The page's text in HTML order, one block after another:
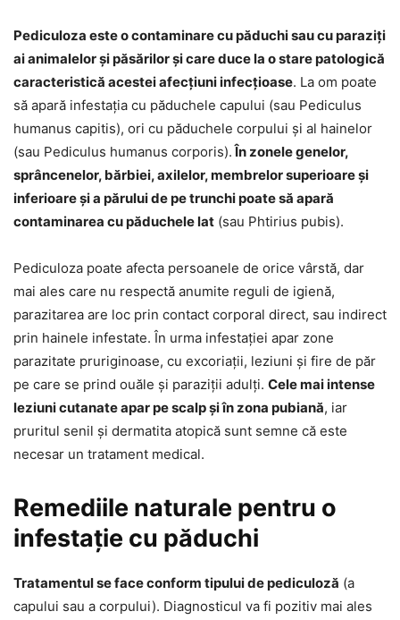
Pediculoza este o contaminare cu păduchi sau cu paraziți
ai animalelor și păsărilor și care duce la o stare patologică
caracteristică acestei afecțiuni infecțioase. La om poate
să apară infestația cu păduchele capului (sau Pediculus
humanus capitis), ori cu păduchele corpului și al hainelor
(sau Pediculus humanus corporis).În zonele genelor,
sprâncenelor, bărbiei, axilelor, membrelor superioare și
inferioare și a părului de pe trunchi poate să apară
contaminarea cu păduchele lat (sau Phtirius pubis).
Pediculoza poate afecta persoanele de orice vârstă, dar
mai ales care nu respectă anumite reguli de igienă,
parazitarea are loc prin contact corporal direct, sau indirect
prin hainele infestate. În urma infestației apar zone
parazitate pruriginoase, cu excoriații, leziuni și fire de păr
pe care se prind ouăle și paraziții adulți. Cele mai intense
leziuni cutanate apar pe scalp și în zona pubiană, iar
pruritul senil și dermatita atopică sunt semne că este
necesar un tratament medical.
Remediile naturale pentru o
infestație cu păduchi
Tratamentul se face conform tipului de pediculoză (a
capului sau a corpului). Diagnosticul va fi pozitiv mai ales